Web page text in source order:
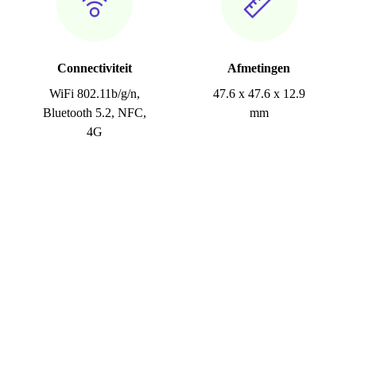
Connectiviteit
WiFi 802.11b/g/n,
Bluetooth 5.2, NFC,
4G
Afmetingen
47.6 x 47.6 x 12.9
mm